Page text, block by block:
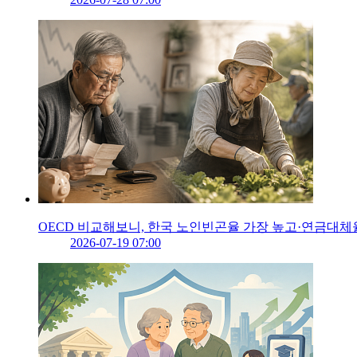
OECD 비교해보니, 한국 노인빈곤율 가장 높고·연금대체
2026-07-19 07:00